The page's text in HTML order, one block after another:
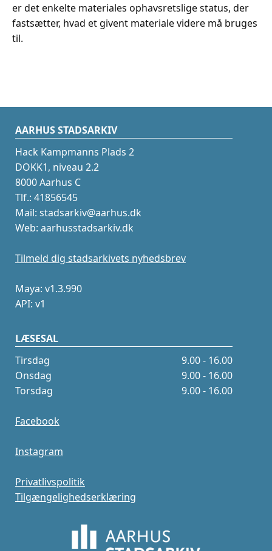
er det enkelte materiales ophavsretslige status, der
fastsætter, hvad et givent materiale videre må bruges
til.
AARHUS STADSARKIV
Hack Kampmanns Plads 2
DOKK1, niveau 2.2
8000 Aarhus C
Tlf.: 41856545
Mail: stadsarkiv@aarhus.dk
Web: aarhusstadsarkiv.dk
Tilmeld dig stadsarkivets nyhedsbrev
Maya: v1.3.990
API: v1
LÆSESAL
Tirsdag
9.00 - 16.00
Onsdag
9.00 - 16.00
Torsdag
9.00 - 16.00
Facebook
Instagram
Privatlivspolitik
Tilgængelighedserklæring